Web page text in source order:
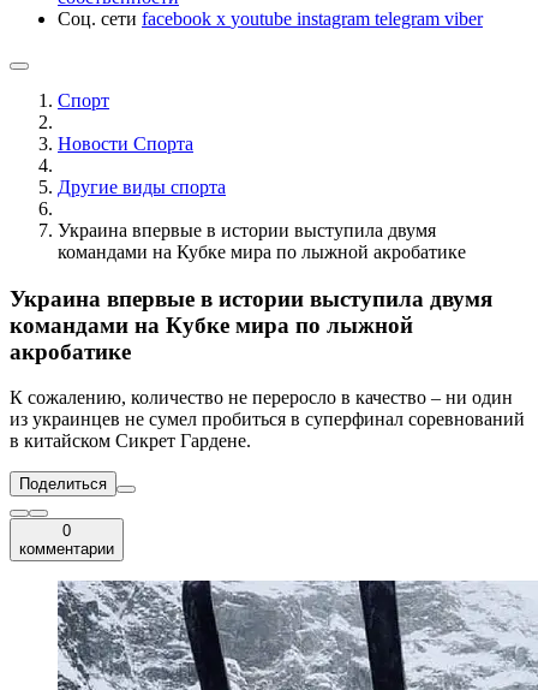
Соц. сети facebook x youtube instagram telegram viber
Спорт
Новости Cпорта
Другие виды спорта
Украина впервые в истории выступила двумя
командами на Кубке мира по лыжной акробатике
Украина впервые в истории выступила двумя
командами на Кубке мира по лыжной
акробатике
К сожалению, количество не переросло в качество – ни один
из украинцев не сумел пробиться в суперфинал соревнований
в китайском Сикрет Гардене.
Поделиться
0
комментарии